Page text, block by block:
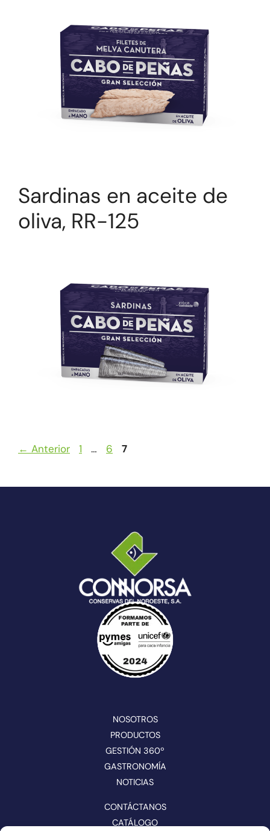
Sardinas en aceite de
oliva, RR-125
← Anterior 1 … 6 7
NOSOTROS
PRODUCTOS
GESTIÓN 360º
GASTRONOMÍA
NOTICIAS
CONTÁCTANOS
CATÁLOGO